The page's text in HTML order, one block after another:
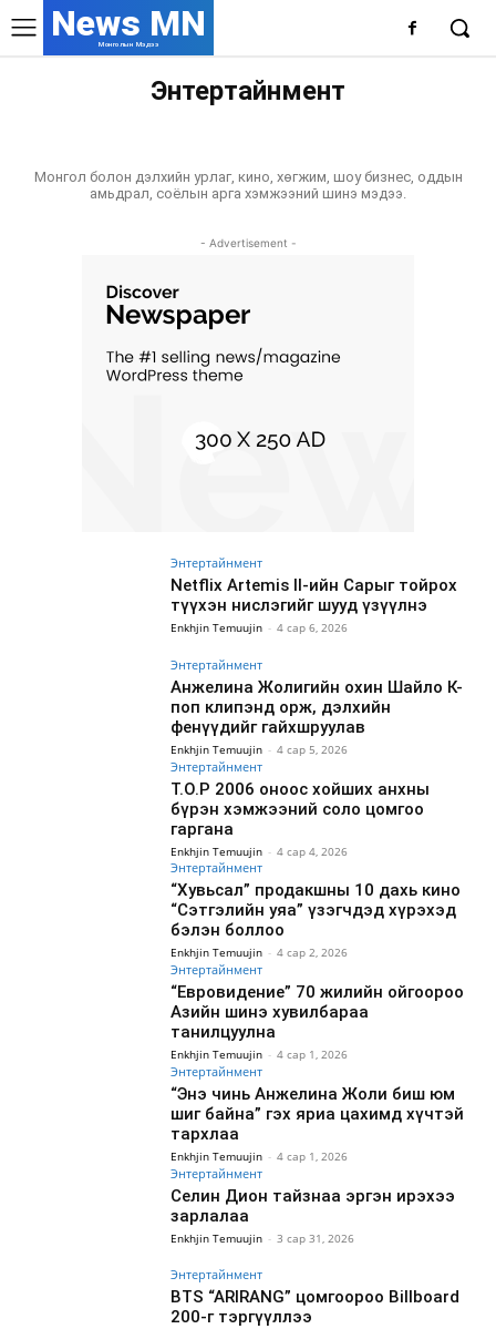
News MN
Монголын Мэдээ
Энтертайнмент
Монгол болон дэлхийн урлаг, кино, хөгжим, шоу бизнес, оддын
амьдрал, соёлын арга хэмжээний шинэ мэдээ.
- Advertisement -
Энтертайнмент
Netflix Artemis II-ийн Сарыг тойрох
түүхэн нислэгийг шууд үзүүлнэ
Enkhjin Temuujin - 4 сар 6, 2026
Энтертайнмент
Анжелина Жолигийн охин Шайло К-
поп клипэнд орж, дэлхийн
фенүүдийг гайхшруулав
Enkhjin Temuujin - 4 сар 5, 2026
Энтертайнмент
T.O.P 2006 оноос хойших анхны
бүрэн хэмжээний соло цомгоо
гаргана
Enkhjin Temuujin - 4 сар 4, 2026
Энтертайнмент
“Хувьсал” продакшны 10 дахь кино
“Сэтгэлийн уяа” үзэгчдэд хүрэхэд
бэлэн боллоо
Enkhjin Temuujin - 4 сар 2, 2026
Энтертайнмент
“Евровидение” 70 жилийн ойгоороо
Азийн шинэ хувилбараа
танилцуулна
Enkhjin Temuujin - 4 сар 1, 2026
Энтертайнмент
“Энэ чинь Анжелина Жоли биш юм
шиг байна” гэх яриа цахимд хүчтэй
тархлаа
Enkhjin Temuujin - 4 сар 1, 2026
Энтертайнмент
Селин Дион тайзнаа эргэн ирэхээ
зарлалаа
Enkhjin Temuujin - 3 сар 31, 2026
Энтертайнмент
BTS “ARIRANG” цомгоороо Billboard
200-г тэргүүллээ